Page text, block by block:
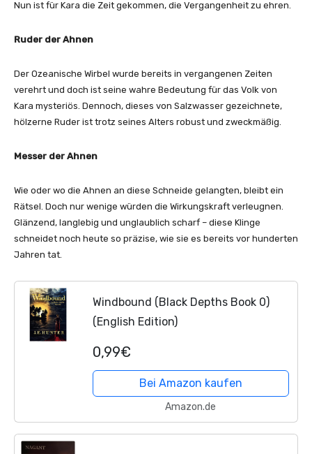
Nun ist für Kara die Zeit gekommen, die Vergangenheit zu ehren.
Ruder der Ahnen
Der Ozeanische Wirbel wurde bereits in vergangenen Zeiten
verehrt und doch ist seine wahre Bedeutung für das Volk von
Kara mysteriös. Dennoch, dieses von Salzwasser gezeichnete,
hölzerne Ruder ist trotz seines Alters robust und zweckmäßig.
Messer der Ahnen
Wie oder wo die Ahnen an diese Schneide gelangten, bleibt ein
Rätsel. Doch nur wenige würden die Wirkungskraft verleugnen.
Glänzend, langlebig und unglaublich scharf – diese Klinge
schneidet noch heute so präzise, wie sie es bereits vor hunderten
Jahren tat.
Windbound (Black Depths Book 0)
(English Edition)
0,99€
Bei Amazon kaufen
Amazon.de